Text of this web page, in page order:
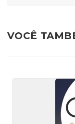
VOCÊ